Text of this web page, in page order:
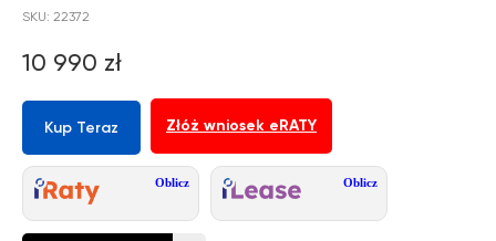
SKU: 22372
10 990 zł
Kup Teraz Złóż wniosek eRATY
Oblicz Oblicz